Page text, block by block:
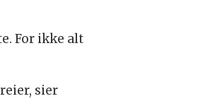
For ikke alt
sier